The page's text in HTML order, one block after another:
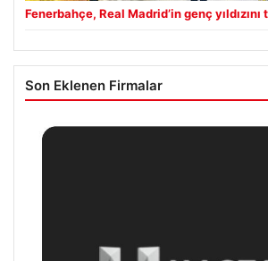
Fenerbahçe, Real Madrid’in genç
Son Eklenen Firmalar